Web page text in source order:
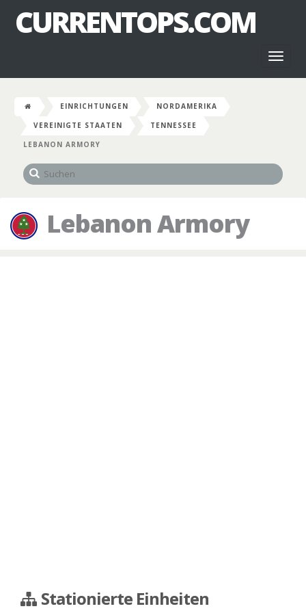
CURRENTOPS.COM
EINRICHTUNGEN
NORDAMERIKA
VEREINIGTE STAATEN
TENNESSEE
LEBANON ARMORY
Lebanon Armory
Stationierte Einheiten